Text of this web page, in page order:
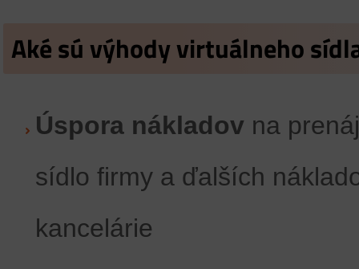
Aké sú výhody virtuálneho
Úspora nákladov na
sídlo firmy a ďalších
kancelárie